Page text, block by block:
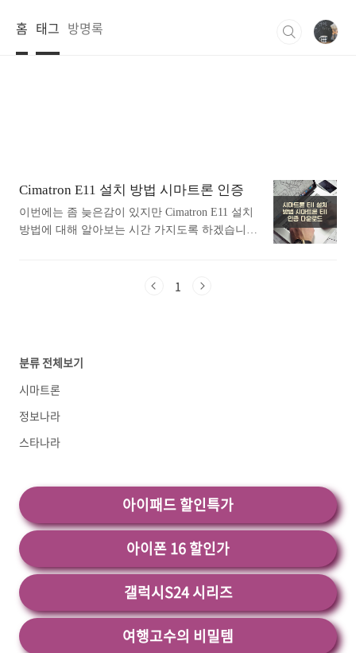
홈 태그 방명록
Cimatron E11 설치 방법 시마트론 인증
이번에는 좀 늦은감이 있지만 Cimatron E11 설치
방법에 대해 알아보는 시간 가지도록 하겠습니다.
필요하신분은 댓글을 달아주시기 바랍니다. 아마
경이 필요한데 실제 사용하는 랜카드의 네트워크
어드레스를 변경하면 인터넷이 안되는 경우가 발
서 인터넷이 안되는 오류를 예방하는 방법까지 알
아보도록 하겠습니다. 하지만 크렉파일은 제공하
1
분류 전체보기
시마트론
정보나라
스타나라
아이패드 할인특가
아이폰 16 할인가
갤럭시S24 시리즈
여행고수의 비밀템